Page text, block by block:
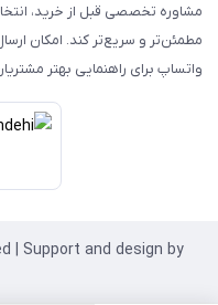
مشاوره تخصصی قبل از خرید،
مطمئن‌تر و سریع‌تر کند. امکان
واتساپ برای راهنمایی بهتر
| Support and design by